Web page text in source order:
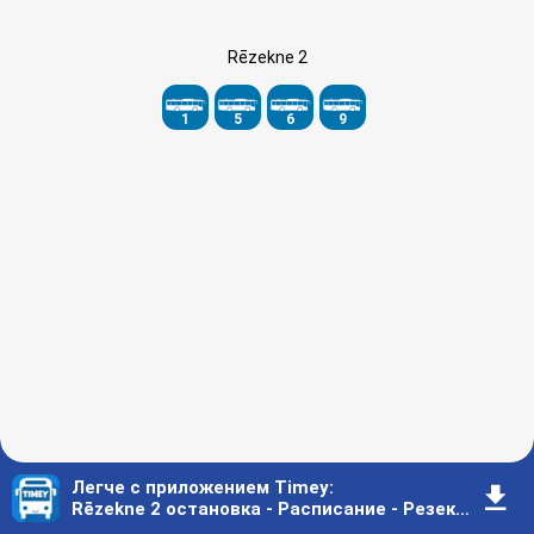
Rēzekne 2
1 5 6 9
Легче с приложением Timey:
Rēzekne 2 остановка - Расписание - Резекне
󰇚